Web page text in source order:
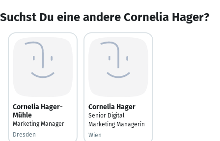
Suchst Du eine andere Cornelia Hager?
Cornelia Hager-
Mühle
Marketing Manager
Dresden
Cornelia Hager
Senior Digital
Marketing Managerin
Wien